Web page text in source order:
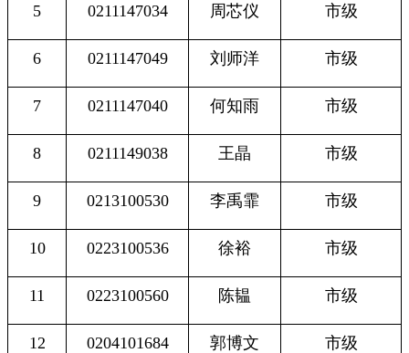
5 0211147034 周芯仪 市级
6 0211147049 刘师洋 市级
7 0211147040 何知雨 市级
8 0211149038 王晶 市级
9 0213100530 李禹霏 市级
10 0223100536 徐裕 市级
11 0223100560 陈韫 市级
12 0204101684 郭博文 市级